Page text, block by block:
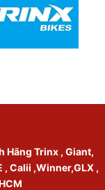
Hãng Trinx , Giant,
, Calii ,Winner,GLX ,